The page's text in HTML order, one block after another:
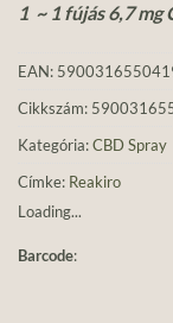
1 ~ 1 fújás 6,7 mg
EAN:
Cikkszám:
Kategória:CBD Spray
Címke: Reakiro
Loading...
Barcode: